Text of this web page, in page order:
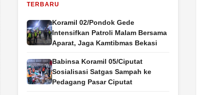
TERBARU
Koramil 02/Pondok Gede
Intensifkan Patroli Malam Bersama
Aparat, Jaga Kamtibmas Bekasi
Babinsa Koramil 05/Ciputat
Sosialisasi Satgas Sampah ke
Pedagang Pasar Ciputat